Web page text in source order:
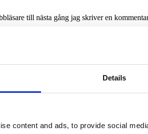
Details
content and ads, to provide social
till nästa gång jag skriver en